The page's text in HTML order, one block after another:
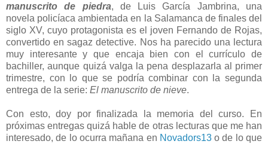
manuscrito de piedra, de Luis García Jambrina, una
novela policíaca ambientada en la Salamanca de finales del
siglo XV, cuyo protagonista es el joven Fernando de Rojas,
convertido en sagaz detective. Nos ha parecido una lectura
muy interesante y que encaja bien con el currículo de
bachiller, aunque quizá valga la pena desplazarla al primer
trimestre, con lo que se podría combinar con la segunda
entrega de la serie: El manuscrito de nieve.
Con esto, doy por finalizada la memoria del curso. En
próximas entregas quizá hable de otras lecturas que me han
interesado, de lo ocurra mañana en Novadors13o de lo que